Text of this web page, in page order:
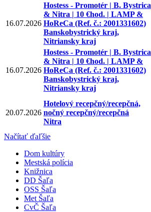
16.07.2026
Hostess - Promotér | B. Bystrica
& Nitra | 10 €hod. | LAMP &
HoReCa (Ref. č.: 2001331602)
Banskobystrický kraj,
Nitriansky kraj
16.07.2026
Hostess - Promotér | B. Bystrica
& Nitra | 10 €hod. | LAMP &
HoReCa (Ref. č.: 2001331602)
Banskobystrický kraj,
Nitriansky kraj
20.07.2026
Hotelový recepčný/recepčná,
nočný recepčný/recepčná
Nitra
Načítať ďaľšie
Dom kultúry
Mestská polícia
Knižnica
DD Šaľa
OSS Šaľa
Met Šaľa
CvČ Šaľa